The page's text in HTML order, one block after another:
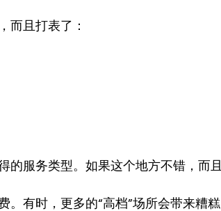
而且打表了：
的服务类型。如果这个地方不错，而且
。有时，更多的“高档”场所会带来糟糕